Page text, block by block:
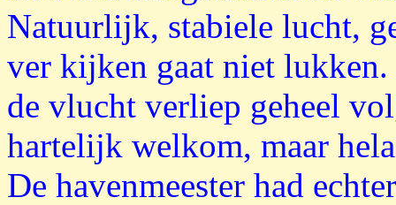
Natuurlijk, stabiele lucht,
ver kijken gaat niet
de vlucht verliep geheel
hartelijk welkom, maar
De havenmeester had